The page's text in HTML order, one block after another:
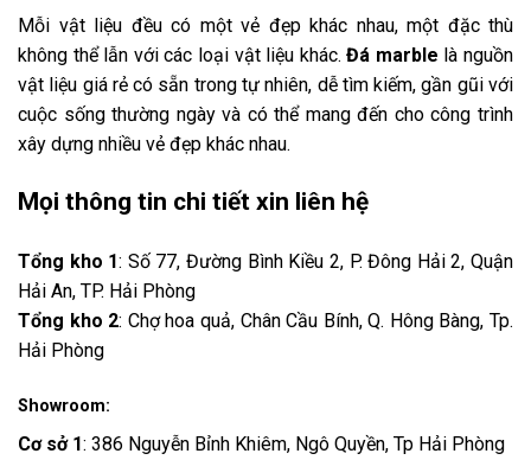
Mỗi vật liệu đều có một vẻ đẹp khác nhau, một đặc thù
không thể lẫn với các loại vật liệu khác.Đá marble là nguồn
vật liệu giá rẻ có sẵn trong tự nhiên, dễ tìm kiếm, gần gũi với
cuộc sống thường ngày và có thể mang đến cho công trình
xây dựng nhiều vẻ đẹp khác nhau.
Mọi thông tin chi tiết xin liên hệ
Tổng kho 1: Số 77, Đường Bình Kiều 2, P. Đông Hải 2, Quận
Hải An, TP. Hải Phòng
Tổng kho 2: Chợ hoa quả, Chân Cầu Bính, Q. Hông Bàng, Tp.
Hải Phòng
Showroom:
Cơ sở 1: 386 Nguyễn Bỉnh Khiêm, Ngô Quyền, Tp Hải Phòng